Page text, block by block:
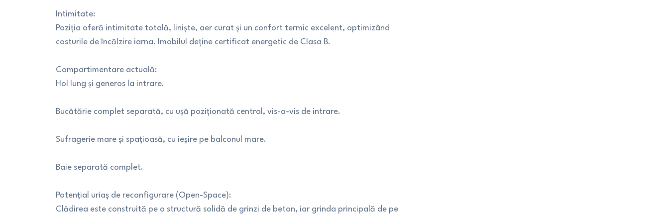
Intimitate:
Poziția oferă intimitate totală, liniște, aer curat și un confort termic excelent, optimizând
costurile de încălzire iarna. Imobilul deține certificat energetic de Clasa B.
Compartimentare actuală:
Hol lung și generos la intrare.
Bucătărie complet separată, cu ușă poziționată central, vis-a-vis de intrare.
Sufragerie mare și spațioasă, cu ieșire pe balconul mare.
Baie separată complet.
Potențial uriaș de reconfigurare (Open-Space):
Clădirea este construită pe o structură solidă de grinzi de beton, iar grinda principală de pe